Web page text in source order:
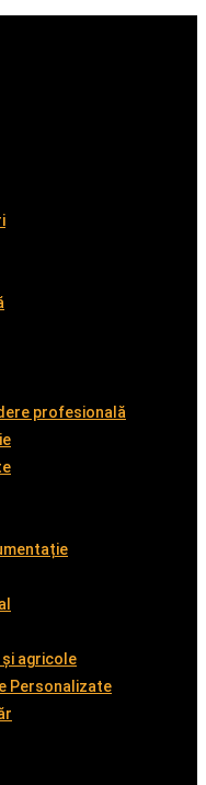
profesională
agricole
Personalizate